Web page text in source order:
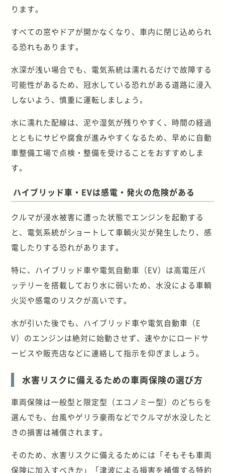
ります。
すべての窓やドアが開かなくなり、車内に閉じ込められ
る恐れもあります。
水深が浅い場合でも、電気系統は濡れるだけで故障する
可能性があるため、冠水している恐れがある道路に浸入
しないよう、慎重に運転しましょう。
水に濡れた配線は、泥や湿気が残りやすく、時間の経過
とともにサビや腐食が進みやすくなるため、早めに自動
車整備工場で点検・整備を受けることをおすすめしま
す。
ハイブリッド車・EVは感電・発火の危険がある
クルマが浸水被害に遭った状態でエンジンを起動する
と、電気系統がショートして車輌火災が発生したり、感
電したりする恐れがあります。
特に、ハイブリッド車や電気自動車（EV）は高電圧バ
ッテリーを搭載しており水に弱いため、水没による車輌
火災や感電のリスクが高いです。
水が引いた後でも、ハイブリッド車や電気自動車（E
V）のエンジンは絶対に始動させず、速やかにロードサ
ービスや販売店などに連絡して指示を仰ぎましょう。
水害リスクに備えるための車両保険の選び方
車両保険は一般型と限定型（エコノミー型）のどちらを
選んでも、台風やゲリラ豪雨などでクルマが水没したと
きの損害は補償されます。
そのため、水害リスクに備えるためには「そもそも車両
保険に加入すべきか」「津波による損害を補償する特約